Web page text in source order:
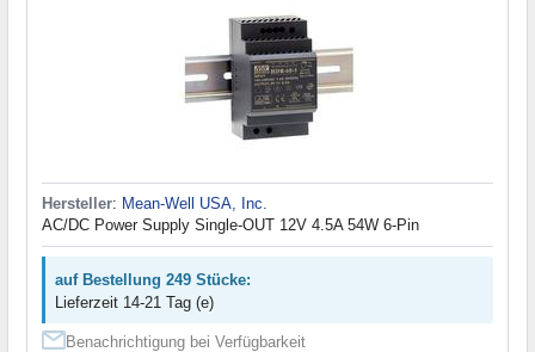
Hersteller: Mean-Well USA, Inc.
AC/DC Power Supply Single-OUT 12V 4.5A 54W 6-Pin
auf Bestellung 249 Stücke:
Lieferzeit 14-21 Tag (e)
Benachrichtigung bei Verfügbarkeit